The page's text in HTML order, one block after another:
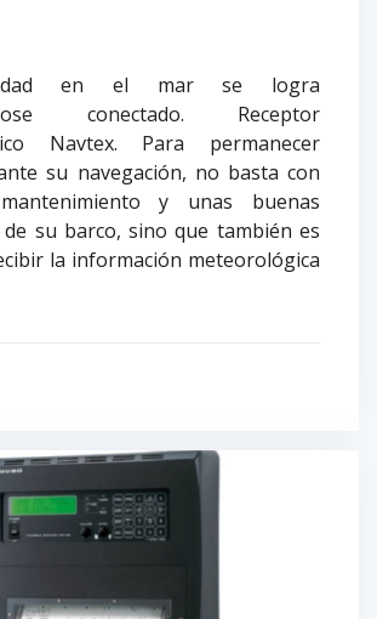
en el mar se logra
conectado. Receptor
Navtex. Para permanecer
su navegación, no basta con
y unas buenas
de su barco, sino que también es
la información meteorológica